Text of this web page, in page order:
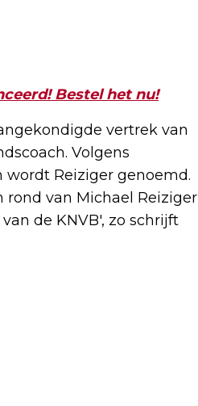
Bestel het nu!
vertrek van
Volgens
Reiziger genoemd.
van Michael Reiziger
de KNVB', zo schrijft